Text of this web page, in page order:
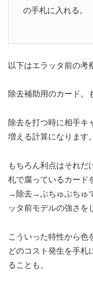
の手札に入れる。
以下はエラッタ前の考
除去補助用のカード。
除去を打つ時に相手キ
増える計算になります。
もちろん利点はそれだ
札で腐っているカード
→除去→ぶちゅぶちゅ
ッタ前モデルの強さを
こういった特性から色
どのコスト発生を手札
ることも。